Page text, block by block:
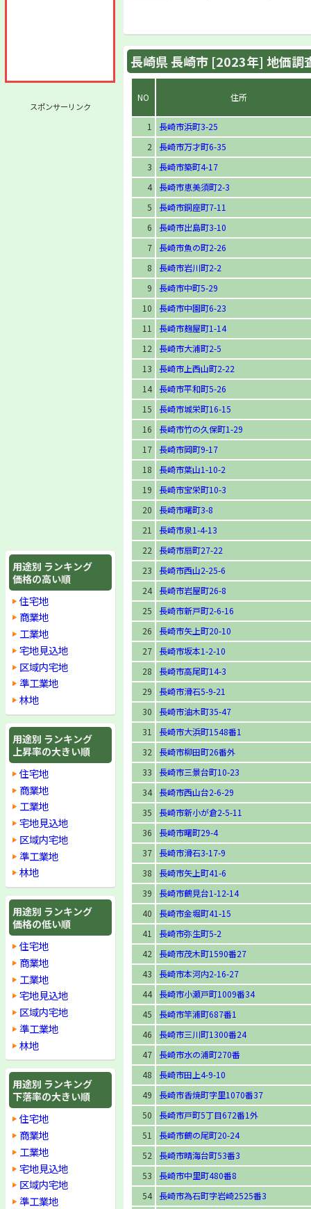
スポンサーリンク
用途別 ランキング
価格の高い順
住宅地
商業地
工業地
宅地見込地
区域内宅地
準工業地
林地
用途別 ランキング
上昇率の大きい順
住宅地
商業地
工業地
宅地見込地
区域内宅地
準工業地
林地
用途別 ランキング
価格の低い順
住宅地
商業地
工業地
宅地見込地
区域内宅地
準工業地
林地
用途別 ランキング
下落率の大きい順
住宅地
商業地
工業地
宅地見込地
区域内宅地
準工業地
長崎県 長崎市 [2023年] 地価調
NO 住所
1
長崎市浜町3-25
2
長崎市万才町6-35
3
長崎市築町4-17
4
長崎市恵美須町2-3
5
長崎市銅座町7-11
6
長崎市出島町3-10
7
長崎市魚の町2-26
8
長崎市岩川町2-2
9
長崎市中町5-29
10
長崎市中園町6-23
11
長崎市麹屋町1-14
12
長崎市大浦町2-5
13
長崎市上西山町2-22
14
長崎市平和町5-26
15
長崎市城栄町16-15
16
長崎市竹の久保町1-29
17
長崎市岡町9-17
18
長崎市葉山1-10-2
19
長崎市宝栄町10-3
20
長崎市曙町3-8
21
長崎市泉1-4-13
22
長崎市扇町27-22
23
長崎市西山2-25-6
24
長崎市岩屋町26-8
25
長崎市新戸町2-6-16
26
長崎市矢上町20-10
27
長崎市坂本1-2-10
28
長崎市高尾町14-3
29
長崎市滑石5-9-21
30
長崎市油木町35-47
31
長崎市大浜町1548番1
32
長崎市柳田町26番外
33
長崎市三景台町10-23
34
長崎市西山台2-6-29
35
長崎市新小が倉2-5-11
36
長崎市曙町29-4
37
長崎市滑石3-17-9
38
長崎市矢上町41-6
39
長崎市鶴見台1-12-14
40
長崎市金堀町41-15
41
長崎市弥生町5-2
42
長崎市茂木町1590番27
43
長崎市本河内2-16-27
44
長崎市小瀬戸町1009番34
45
長崎市竿浦町687番1
46
長崎市三川町1300番24
47
長崎市水の浦町270番
48
長崎市田上4-9-10
49
長崎市香焼町字里1070番37
50
長崎市戸町5丁目672番1外
51
長崎市鶴の尾町20-24
52
長崎市晴海台町53番3
53
長崎市中里町480番8
54
長崎市為石町字岩崎2525番3